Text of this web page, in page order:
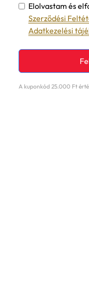
Elolvastam és
Szerződési
Adatkezelési
A kuponkód 25.000 Ft